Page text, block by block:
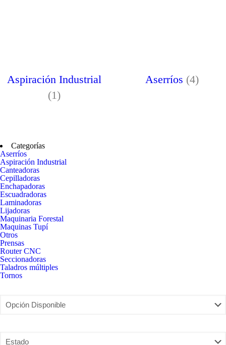
Aspiración Industrial
(1)
Aserríos (4)
Categorías
Aserríos
Aspiración Industrial
Canteadoras
Cepilladoras
Enchapadoras
Escuadradoras
Laminadoras
Lijadoras
Maquinaria Forestal
Maquinas Tupí
Otros
Prensas
Router CNC
Seccionadoras
Taladros múltiples
Tornos